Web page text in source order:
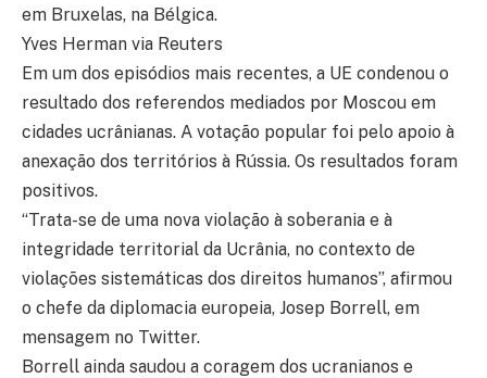
em Bruxelas, na Bélgica.
Yves Herman via Reuters
Em um dos episódios mais recentes, a UE condenou o
resultado dos referendos mediados por Moscou em
cidades ucrânianas. A votação popular foi pelo apoio à
anexação dos territórios à Rússia. Os resultados foram
positivos.
“Trata-se de uma nova violação à soberania e à
integridade territorial da Ucrânia, no contexto de
violações sistemáticas dos direitos humanos”, afirmou
o chefe da diplomacia europeia, Josep Borrell, em
mensagem no Twitter.
Borrell ainda saudou a coragem dos ucranianos e